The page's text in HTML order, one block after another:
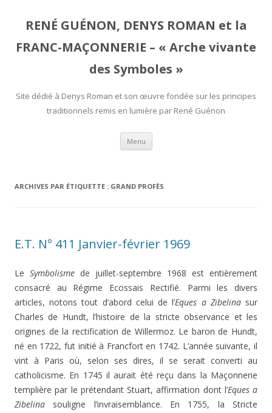
RENÉ GUÉNON, DENYS ROMAN et la
FRANC-MAÇONNERIE – « Arche vivante
des Symboles »
Site dédié à Denys Roman et son œuvre fondée sur les principes
traditionnels remis en lumière par René Guénon
Menu Aller
contenu
ARCHIVES PAR ÉTIQUETTE : GRAND PROFÈS
E.T. N° 411 Janvier-février 1969
Le Symbolisme de juillet-septembre 1968 est entièrement
consacré au Régime Ecossais Rectifié. Parmi les divers
articles, notons tout d’abord celui de l’Eques a Zibelina sur
Charles de Hundt, l’histoire de la stricte observance et les
origines de la rectification de Willermoz. Le baron de Hundt,
né en 1722, fut initié à Francfort en 1742. L’année suivante, il
vint à Paris où, selon ses dires, il se serait converti au
catholicisme. En 1745 il aurait été reçu dans la Maçonnerie
templière par le prétendant Stuart, affirmation dont l’Eques a
Zibelina souligne l’invraisemblance. En 1755, la Stricte